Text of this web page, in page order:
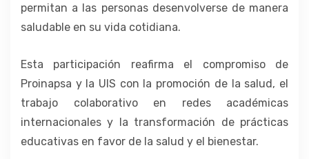
permitan a las personas desenvolverse de manera
saludable en su vida cotidiana.
Esta participación reafirma el compromiso de
Proinapsa y la UIS con la promoción de la salud, el
trabajo colaborativo en redes académicas
internacionales y la transformación de prácticas
educativas en favor de la salud y el bienestar.